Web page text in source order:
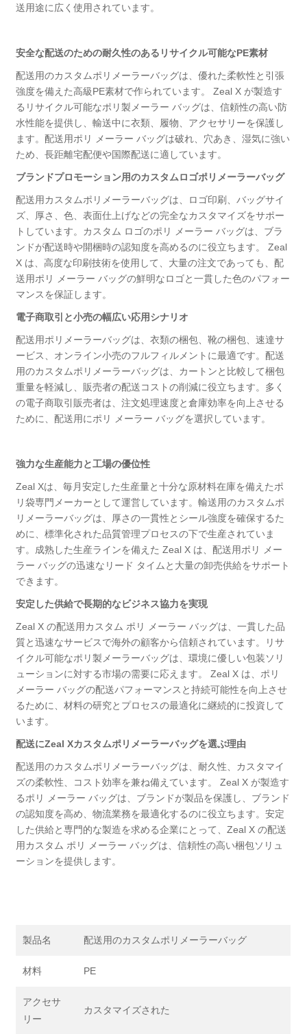
送用途に広く使用されています。
安全な配送のための耐久性のあるリサイクル可能なPE素材
配送用のカスタムポリメーラーバッグは、優れた柔軟性と引張
強度を備えた高級PE素材で作られています。 Zeal X が製造す
るリサイクル可能なポリ製メーラー バッグは、信頼性の高い防
水性能を提供し、輸送中に衣類、履物、アクセサリーを保護し
ます。配送用ポリ メーラー バッグは破れ、穴あき、湿気に強い
ため、長距離宅配便や国際配送に適しています。
ブランドプロモーション用のカスタムロゴポリメーラーバッグ
配送用カスタムポリメーラーバッグは、ロゴ印刷、バッグサイ
ズ、厚さ、色、表面仕上げなどの完全なカスタマイズをサポー
トしています。カスタム ロゴのポリ メーラー バッグは、ブラ
ンドが配送時や開梱時の認知度を高めるのに役立ちます。 Zeal
X は、高度な印刷技術を使用して、大量の注文であっても、配
送用ポリ メーラー バッグの鮮明なロゴと一貫した色のパフォー
マンスを保証します。
電子商取引と小売の幅広い応用シナリオ
配送用ポリメーラーバッグは、衣類の梱包、靴の梱包、速達サ
ービス、オンライン小売のフルフィルメントに最適です。配送
用のカスタムポリメーラーバッグは、カートンと比較して梱包
重量を軽減し、販売者の配送コストの削減に役立ちます。多く
の電子商取引販売者は、注文処理速度と倉庫効率を向上させる
ために、配送用にポリ メーラー バッグを選択しています。
強力な生産能力と工場の優位性
Zeal Xは、毎月安定した生産量と十分な原材料在庫を備えたポ
リ袋専門メーカーとして運営しています。輸送用のカスタムポ
リメーラーバッグは、厚さの一貫性とシール強度を確保するた
めに、標準化された品質管理プロセスの下で生産されていま
す。成熟した生産ラインを備えた Zeal X は、配送用ポリ メー
ラー バッグの迅速なリード タイムと大量の卸売供給をサポート
できます。
安定した供給で長期的なビジネス協力を実現
Zeal X の配送用カスタム ポリ メーラー バッグは、一貫した品
質と迅速なサービスで海外の顧客から信頼されています。リサ
イクル可能なポリ製メーラーバッグは、環境に優しい包装ソリ
ューションに対する市場の需要に応えます。 Zeal X は、ポリ
メーラー バッグの配送パフォーマンスと持続可能性を向上させ
るために、材料の研究とプロセスの最適化に継続的に投資して
います。
配送にZeal Xカスタムポリメーラーバッグを選ぶ理由
配送用のカスタムポリメーラーバッグは、耐久性、カスタマイ
ズの柔軟性、コスト効率を兼ね備えています。 Zeal X が製造す
るポリ メーラー バッグは、ブランドが製品を保護し、ブランド
の認知度を高め、物流業務を最適化するのに役立ちます。安定
した供給と専門的な製造を求める企業にとって、Zeal X の配送
用カスタム ポリ メーラー バッグは、信頼性の高い梱包ソリュ
ーションを提供します。
製品名 配送用のカスタムポリメーラーバッグ
材料 PE
アクセサ
リー
カスタマイズされた